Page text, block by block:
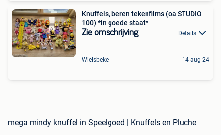
Knuffels, beren tekenfilms (oa STUDIO
100) *in goede staat*
Zie omschrijving Details
Wielsbeke 14 aug 24
mega mindy knuffel in Speelgoed | Knuffels en Pluche